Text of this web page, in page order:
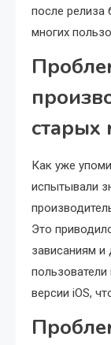
после
многих
старых
Как уже
испытывали
Это
зависаниям
версии iOS,